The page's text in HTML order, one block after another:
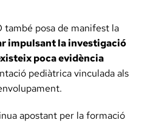
també posa de manifest la
impulsant la investigació
poca evidència
pediàtrica vinculada als
apostant per la formació